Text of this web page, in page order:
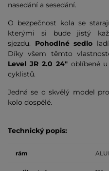
nasedání a sesedání.
O bezpečnost kola se
kterými si bude jistý
sjezdu. Pohodlné sedlo
Díky všem těmto
Level JR 2.0 24" oblíbené
cyklistů.
Jedná se o skvělý model
kolo dospělé.
Technický popis:
rám